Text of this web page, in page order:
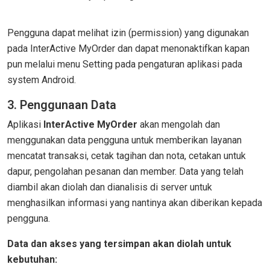
Pengguna dapat melihat izin (permission) yang digunakan
pada InterActive MyOrder dan dapat menonaktifkan kapan
pun melalui menu Setting pada pengaturan aplikasi pada
system Android.
3. Penggunaan Data
Aplikasi InterActive MyOrder akan mengolah dan
menggunakan data pengguna untuk memberikan layanan
mencatat transaksi, cetak tagihan dan nota, cetakan untuk
dapur, pengolahan pesanan dan member. Data yang telah
diambil akan diolah dan dianalisis di server untuk
menghasilkan informasi yang nantinya akan diberikan kepada
pengguna.
Data dan akses yang tersimpan akan diolah untuk
kebutuhan: